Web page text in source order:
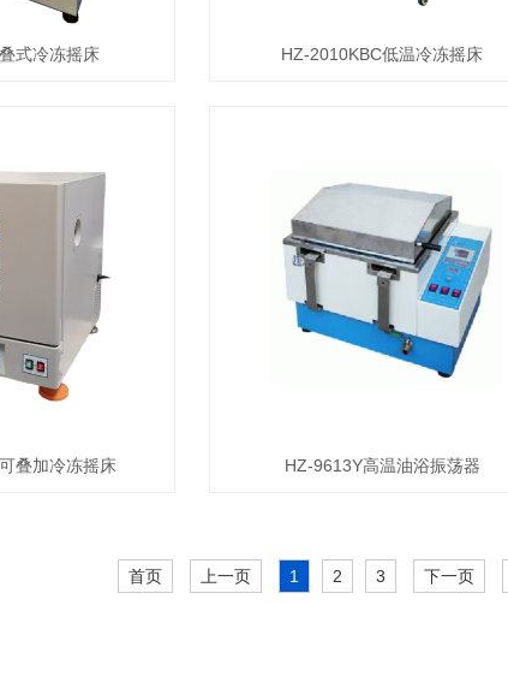
式冷冻摇床 HZ-2010KBC低温冷冻摇床
叠加冷冻摇床 HZ-9613Y高温油浴振荡器
首页 上一页 1 2 3 下一页